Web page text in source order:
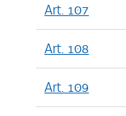
Art. 107
Art. 108
Art. 109